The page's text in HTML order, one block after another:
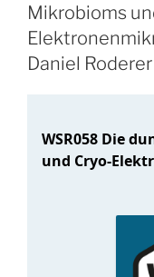
Mikrobioms
Daniel Roderer